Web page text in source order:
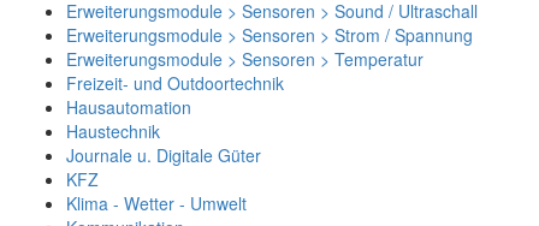
Erweiterungsmodule > Sensoren > Sound / Ultraschall
Erweiterungsmodule > Sensoren > Strom / Spannung
Erweiterungsmodule > Sensoren > Temperatur
Freizeit- und Outdoortechnik
Hausautomation
Haustechnik
Journale u. Digitale Güter
KFZ
Klima - Wetter - Umwelt